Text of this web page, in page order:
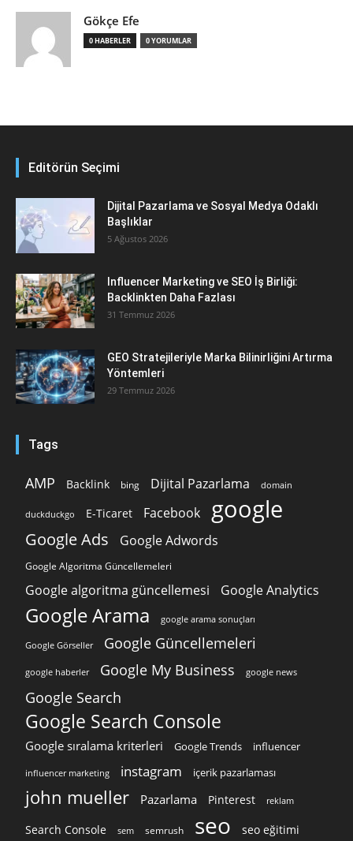
Gökçe Efe
0 HABERLER 0 YORUMLAR
Editörün Seçimi
Dijital Pazarlama ve Sosyal Medya Odaklı
Başlıklar
5 Ağustos 2026
Influencer Marketing ve SEO İş Birliği:
Backlinkten Daha Fazlası
31 Temmuz 2026
GEO Stratejileriyle Marka Bilinirliğini Artırma
Yöntemleri
29 Temmuz 2026
Tags
AMP Backlink bing Dijital Pazarlama domain
duckduckgo E-Ticaret Facebook google
Google Ads Google Adwords
Google Algoritma Güncellemeleri
Google algoritma güncellemesi Google Analytics
Google Arama google arama sonuçları
Google Görseller Google Güncellemeleri
google haberler Google My Business google news
Google Search
Google Search Console
Google sıralama kriterleri Google Trends influencer
influencer marketing instagram içerik pazarlaması
john mueller Pazarlama Pinterest reklam
Search Console sem semrush seo seo eğitimi